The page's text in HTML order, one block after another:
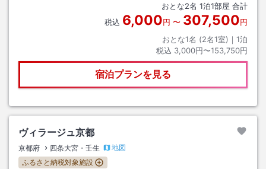
おとな2名 1泊1部屋 合計
税込 6,000円 〜 307,500円
おとな1名 (2名1室)｜ 1泊
税込 3,000円〜153,750円
宿泊プランを見る
ヴィラージュ京都
京都府 四条大宮・壬生
地図
ふるさと納税対象施設